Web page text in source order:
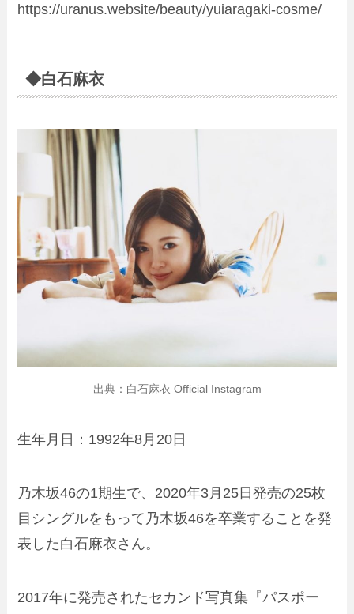
https://uranus.website/beauty/yuiaragaki-cosme/
◆白石麻衣
出典：白石麻衣 Official Instagram
生年月日：1992年8月20日
乃木坂46の1期生で、2020年3月25日発売の25枚
目シングルをもって乃木坂46を卒業することを発
表した白石麻衣さん。
2017年に発売されたセカンド写真集『パスポー